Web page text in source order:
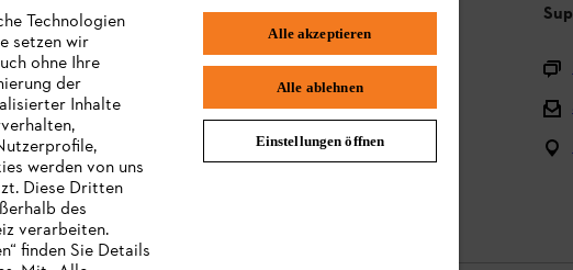
Häufig gestellte Fragen
Sortiment
Batterien und elektrische Geräte
Bedienungsanleitungen
Technologien
setzen wir
ohne Ihre
der
Inhalte
werden von uns
Diese Dritten
des
verarbeiten.
finden Sie Details
Alle akzeptieren
Alle ablehnen
Einstellungen öffnen